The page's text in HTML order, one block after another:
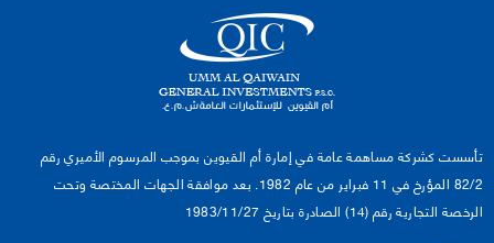
تأسست كشركة مساهمة عامة في إمارة أم القيوين بموجب المرسوم الأميري رقم
82/2 المؤرخ في 11 فبراير من عام 1982. بعد موافقة الجهات المختصة وتحت
الرخصة التجارية رقم (14) الصادرة بتاريخ 1983/11/27